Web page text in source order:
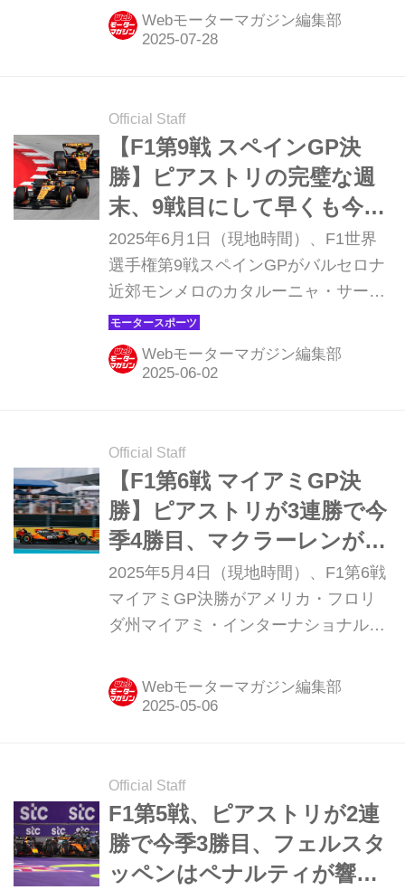
トタイヤでのスタートとなる中、マク
ラーレンのオスカー・ピアストリが優
続の1-2フィニッシュを達成。3位には
フェラーリのシャルル・ルクレールが
入った。
Webモーターマガジン編集部
Official Staff
【F1第9戦 スペインGP決
勝】ピアストリの完璧な週
末、9戦目にして早くも今季
5勝目
2025年6月1日（現地時間）、F1世界
選手権第9戦スペインGPがバルセロナ
近郊モンメロのカタルーニャ・サーキ
ットで開催され、マクラーレンのオス
カー・ピアストリが優勝、2位にもラ
ンド・ノリスも2位に入り、マクラー
が入った。ピットレーンスタートとな
った角田裕毅（レッドブル）は、ソフ
ト中心のマルチストップ戦略を取って
追い上げを図ったものの13位に終わっ
た。
Webモーターマガジン編集部
Official Staff
【F1第6戦 マイアミGP決
勝】ピアストリが3連勝で今
季4勝目、マクラーレンがス
プリントと決勝を完全制覇
2025年5月4日（現地時間）、F1第6戦
マイアミGP決勝がアメリカ・フロリ
ダ州マイアミ・インターナショナル・
レンのオスカー・ピアストリが優勝、
2位にもマクラーレンのランド・ノリ
Webモーターマガジン編集部
Official Staff
F1第5戦、ピアストリが2連
勝で今季3勝目、フェルスタ
ッペンはペナルティが響い